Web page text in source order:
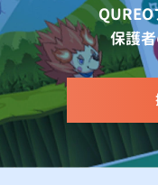
保護